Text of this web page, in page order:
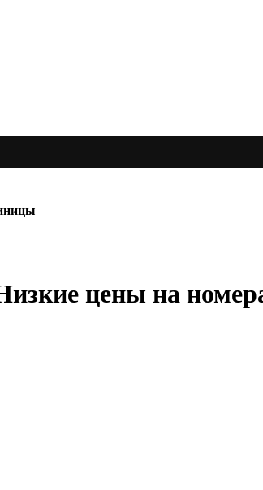
цены на